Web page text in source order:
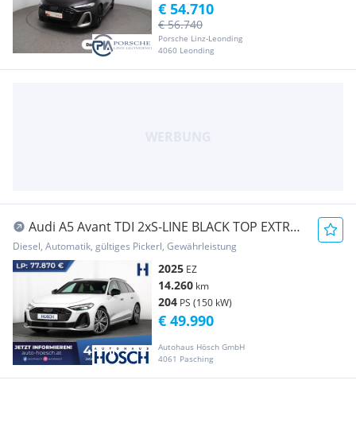
Porsche Linz-Leonding
4060 Leonding
€ 56.740
€ 54.710
Audi A5 Avant TDI 2xS-LINE BLACK TOP EXTRAS
MEGA-DEAL
Diesel, Automatik, gültiges Pickerl, Gewährleistung
2025 EZ
14.260 km
204 PS (150 kW)
Autohaus Hösch GmbH
4061 Pasching
€ 49.990